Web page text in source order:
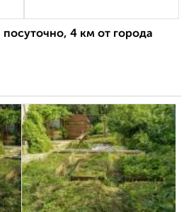
4 км от города